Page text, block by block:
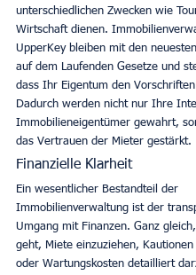
unterschiedlichen Zwecken wie
Wirtschaft dienen.
UpperKey bleiben mit den
auf dem Laufenden Gesetze und
dass Ihr Eigentum den
Dadurch werden nicht nur Ihre
Immobilieneigentümer gewahrt,
das Vertrauen der Mieter gestärkt.
Finanzielle Klarheit
Ein wesentlicher Bestandteil der
Immobilienverwaltung ist der
Umgang mit Finanzen. Ganz
geht, Miete einzuziehen,
oder Wartungskosten detailliert